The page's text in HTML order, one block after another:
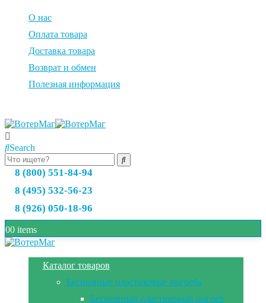
О нас
Оплата товара
Доставка товара
Возврат и обмен
Полезная информация
Search
8 (800) 551-84-94
8 (495) 532-56-23
8 (926) 050-18-96
00 items
Каталог товаров
Бесшовные пластиковые погреба
Бесшовный пластиковый погреб